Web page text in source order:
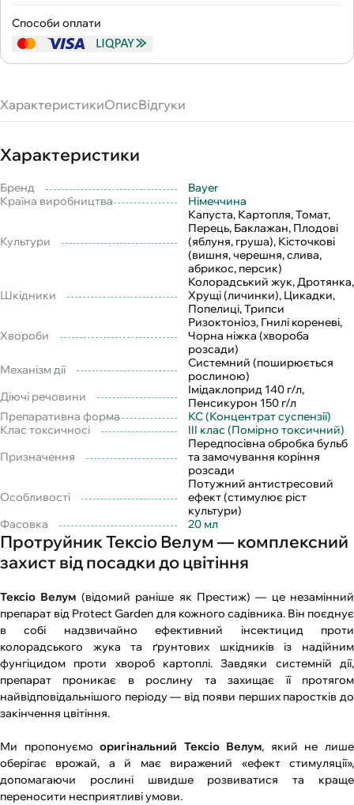
Способи оплати
ХарактеристикиОписВідгуки
Характеристики
Бренд
Bayer
Країна виробництва
Німеччина
Культури
Капуста, Картопля, Томат,
Перець, Баклажан, Плодові
(яблуня, груша), Кісточкові
(вишня, черешня, слива,
абрикос, персик)
Шкідники
Колорадський жук, Дротянка,
Хрущі (личинки), Цикадки,
Попелиці, Трипси
Хвороби
Ризоктоніоз, Гнилі кореневі,
Чорна ніжка (хвороба
розсади)
Механізм дії
Системний (поширюється
рослиною)
Діючі речовини
Імідаклоприд 140 г/л,
Пенсикурон 150 г/л
Препаративна форма
КС (Концентрат суспензії)
Клас токсичносі
III клас (Помірно токсичний)
Призначення
Передпосівна обробка бульб
та замочування коріння
розсади
Особливості
Потужний антистресовий
ефект (стимулює ріст
культури)
Фасовка
20 мл
Протруйник Тексіо Велум — комплексний
захист від посадки до цвітіння
Тексіо Велум (відомий раніше як Престиж) — це незамінний
препарат від Protect Garden для кожного садівника. Він поєднує
в собі надзвичайно ефективний інсектицид проти
колорадського жука та ґрунтових шкідників із надійним
фунгіцидом проти хвороб картоплі. Завдяки системній дії,
препарат проникає в рослину та захищає її протягом
найвідповідальнішого періоду — від появи перших паростків до
закінчення цвітіння.
Ми пропонуємооригінальний Тексіо Велум, який не лише
оберігає врожай, а й має виражений «ефект стимуляції»,
допомагаючи рослині швидше розвиватися та краще
переносити несприятливі умови.